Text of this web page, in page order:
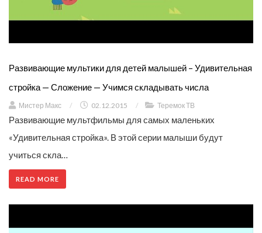
Развивающие мультики для детей малышей – Удивительная
стройка — Сложение — Учимся складывать числа
Мистер Макс / 02.12.2015 / Теремок ТВ
Развивающие мультфильмы для самых маленьких
«Удивительная стройка». В этой серии малыши будут
учиться скла…
READ MORE